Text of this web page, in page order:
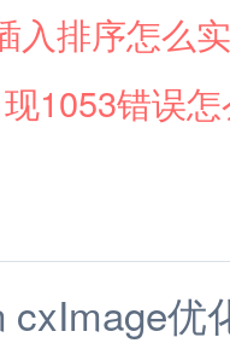
入排序怎么
1053错误
cxImage优